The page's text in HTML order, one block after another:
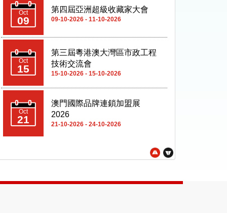
15 15-10-2026 - 15-10-2026
Oct
21
2026
21-10-2026 - 24-10-2026
Oct
21
展(澳門)
21-10-2026 - 24-10-2026